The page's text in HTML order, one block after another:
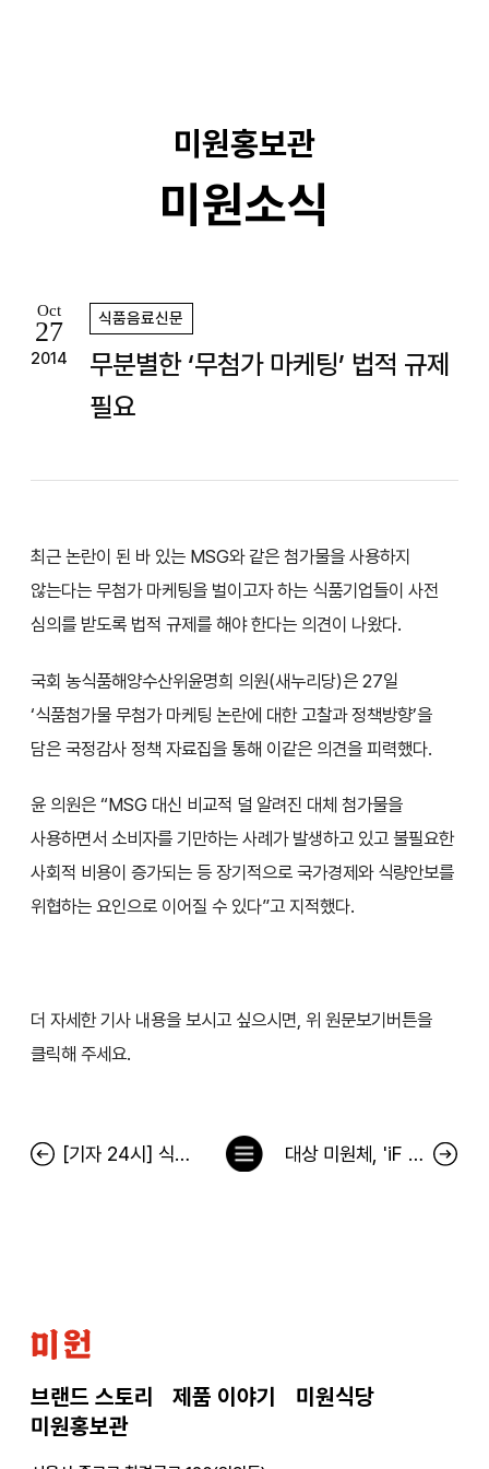
미원홍보관
미원소식
Oct
27
2014
식품음료신문
무분별한 ‘무첨가 마케팅’ 법적 규제
필요
최근 논란이 된 바 있는 MSG와 같은 첨가물을 사용하지
않는다는 무첨가 마케팅을 벌이고자 하는 식품기업들이 사전
심의를 받도록 법적 규제를 해야 한다는 의견이 나왔다.
국회 농식품해양수산위윤명희 의원(새누리당)은 27일
‘식품첨가물 무첨가 마케팅 논란에 대한 고찰과 정책방향’을
담은 국정감사 정책 자료집을 통해 이같은 의견을 피력했다.
윤 의원은 “MSG 대신 비교적 덜 알려진 대체 첨가물을
사용하면서 소비자를 기만하는 사례가 발생하고 있고 불필요한
사회적 비용이 증가되는 등 장기적으로 국가경제와 식량안보를
위협하는 요인으로 이어질 수 있다”고 지적했다.
더 자세한 기사 내용을 보시고 싶으시면, 위 원문보기버튼을
클릭해 주세요.
[기자 24시] 식품안전, 정확한 정보가 우선 대상 미원체, 'iF 디자인 어워드 2023' 커뮤니케이션 부문 수상
목
브랜드 스토리 제품 이야기
미원식당
미원홍보관
미